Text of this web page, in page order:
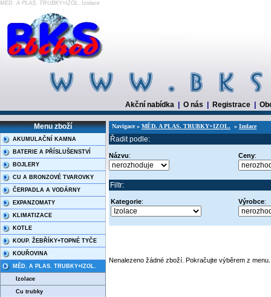
MĚD. A PLAS. TRUBKY+IZOL. Izolace
Akční nabídka O nás Registrace
Menu zboží
AKUMULAČNÍ KAMNA
BATERIE A PŘÍSLUŠENSTVÍ
BOJLERY
CU A BRONZOVÉ TVAROVKY
ČERPADLA A VODÁRNY
EXPANZOMATY
KLIMATIZACE
KOTLE
KOUP. ŽEBŘÍKY+TOPNÉ TYČE
KOUŘOVINA
MĚD. A PLAS. TRUBKY+IZOL.
Izolace
Cu trubky
Navigace » MĚD. A PLAS. TRUBKY+IZOL. » Izolace
Řadit podle:
Názvu: Ceny:
Filtr:
Kategorie: Výrobce:
Nenalezeno žádné zboží. Pokračujte výběrem z menu.